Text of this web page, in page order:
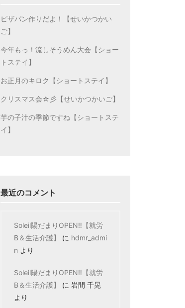
ピザパン作りだよ！【せいかつかい
ご】
今年もっ！流しそうめん大会【ショー
トステイ】
お正月のキロク【ショートステイ】
クリスマス会☆彡【せいかつかいご】
芋の子汁の季節ですね【ショートステ
イ】
最近のコメント
Soleil陽だまりOPEN‼【就労
B＆生活介護】
に hdmr_admi
n より
Soleil陽だまりOPEN‼【就労
B＆生活介護】
に 岩間 千晃
より